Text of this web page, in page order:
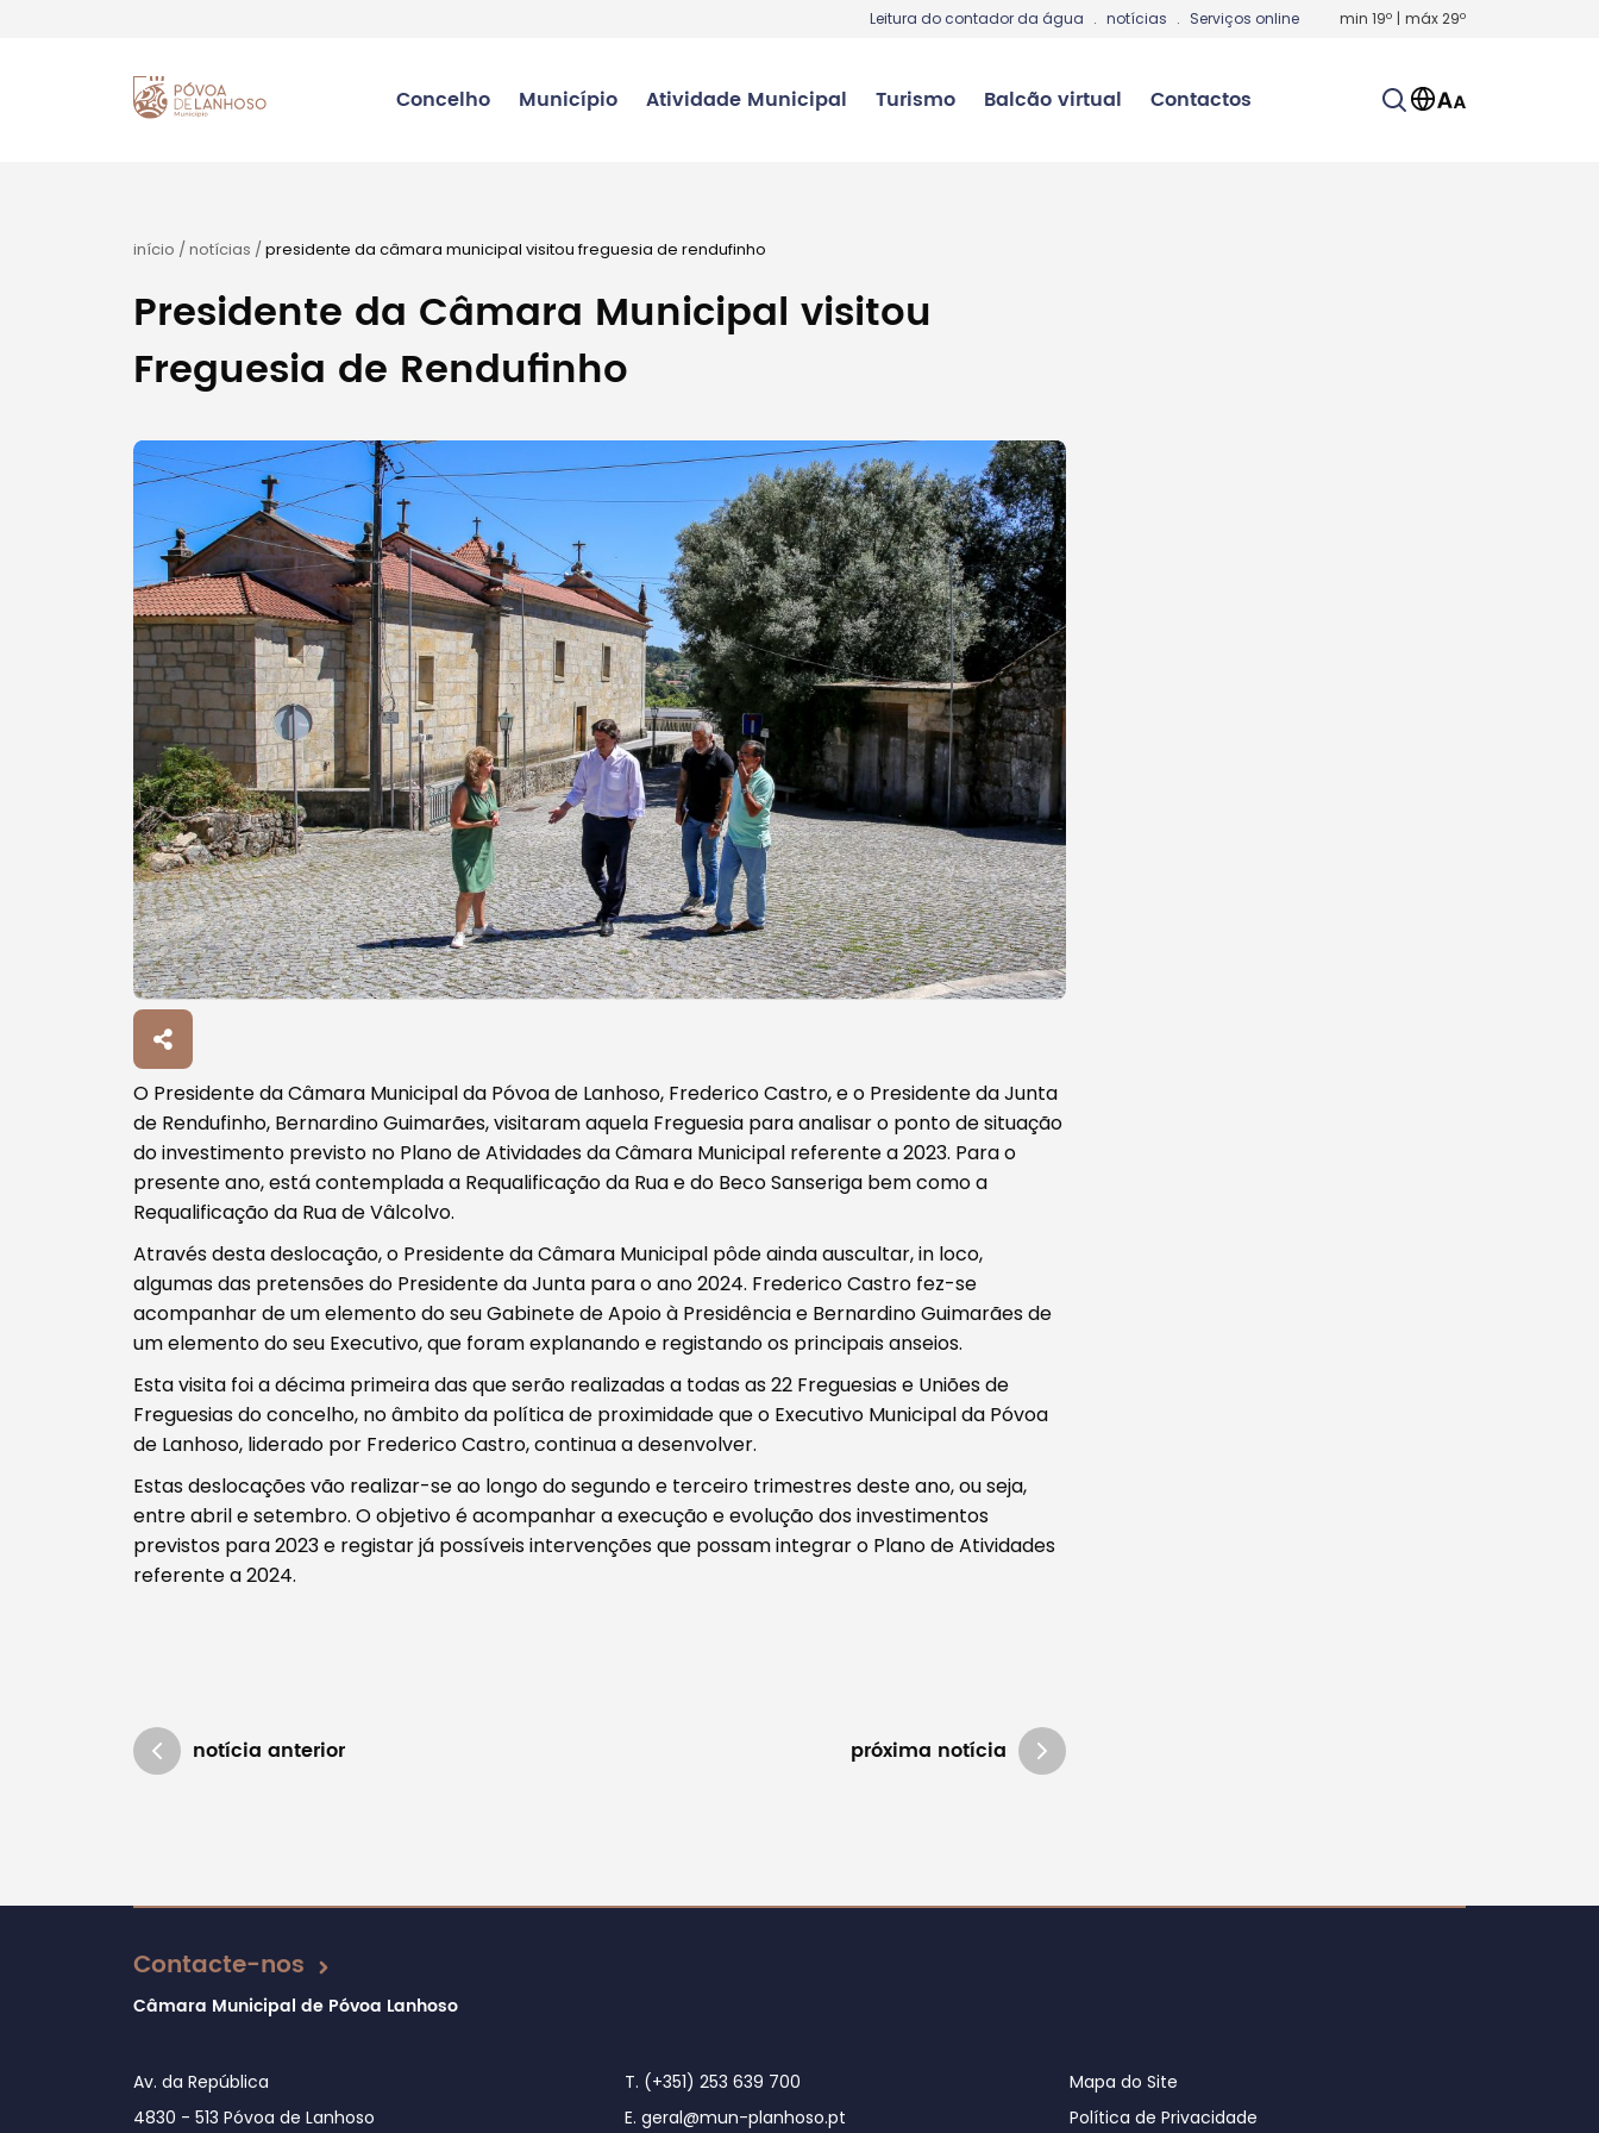
Leitura do contador da água . notícias . Serviços online min 19º | máx29º
Concelho Município Atividade Municipal Turismo Balcão virtual Contactos
Procurar
Tipo de conteúdo
Filtros
início /notícias /presidente da câmara municipal visitou freguesia de rendufinho
Presidente da Câmara Municipal visitou
Freguesia de Rendufinho
O Presidente da Câmara Municipal da Póvoa de Lanhoso, Frederico Castro, e o Presidente da Junta
de Rendufinho, Bernardino Guimarães, visitaram aquela Freguesia para analisar o ponto de situação
do investimento previsto no Plano de Atividades da Câmara Municipal referente a 2023. Para o
presente ano, está contemplada a Requalificação da Rua e do Beco Sanseriga bem como a
Requalificação da Rua de Vâlcolvo.
Através desta deslocação, o Presidente da Câmara Municipal pôde ainda auscultar, in loco,
algumas das pretensões do Presidente da Junta para o ano 2024. Frederico Castro fez-se
acompanhar de um elemento do seu Gabinete de Apoio à Presidência e Bernardino Guimarães de
um elemento do seu Executivo, que foram explanando e registando os principais anseios.
Esta visita foi a décima primeira das que serão realizadas a todas as 22 Freguesias e Uniões de
Freguesias do concelho, no âmbito da política de proximidade que o Executivo Municipal da Póvoa
de Lanhoso, liderado por Frederico Castro, continua a desenvolver.
Estas deslocações vão realizar-se ao longo do segundo e terceiro trimestres deste ano, ou seja,
entre abril e setembro. O objetivo é acompanhar a execução e evolução dos investimentos
previstos para 2023 e registar já possíveis intervenções que possam integrar o Plano de Atividades
referente a 2024.
notícia anterior próxima notícia
Atualizado em 16/12/2024
Contacte-nos
Câmara Municipal de Póvoa Lanhoso
Av. da República
4830 - 513 Póvoa de Lanhoso
T. (+351) 253 639 700
E. geral@mun-planhoso.pt
Mapa do Site
Política de Privacidade